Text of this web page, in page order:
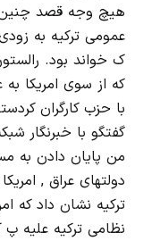
هیچ وجه قصد چنین
عمومی ترکیه به
ک خواند بود.
که از سوی امریکا
با حزب کارگران
گفتگو با خبرنگار
من پایان دادن به
دولتهای عراق ,
ترکیه نشان داد که
نظامی ترکیه علیه